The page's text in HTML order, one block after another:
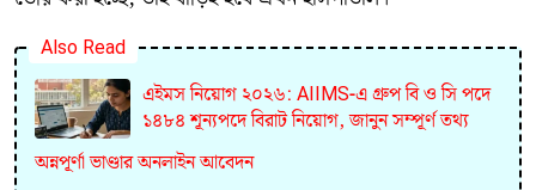
Also Read
এইমস নিয়োগ ২০২৬: AIIMS-এ গ্রুপ বি ও সি পদে
১৪৮৪ শূন্যপদে বিরাট নিয়োগ, জানুন সম্পূর্ণ তথ্য
অন্নপূর্ণা ভাণ্ডার অনলাইন আবেদন